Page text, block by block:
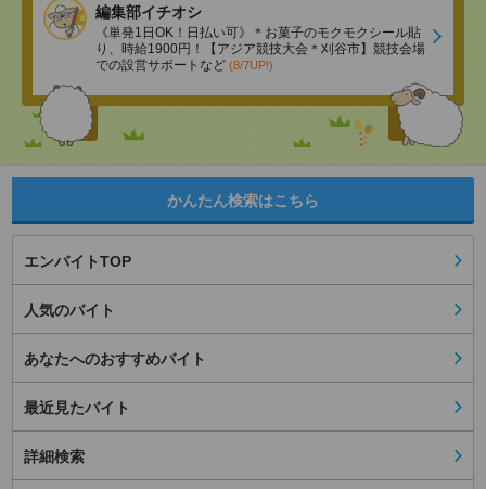
編集部イチオシ
《単発1日OK！日払い可》＊お菓子のモクモクシール貼
り、時給1900円！【アジア競技大会＊刈谷市】競技会場
での設営サポートなど (8/7UP!)
かんたん検索はこちら
エンバイトTOP
人気のバイト
あなたへのおすすめバイト
最近見たバイト
詳細検索